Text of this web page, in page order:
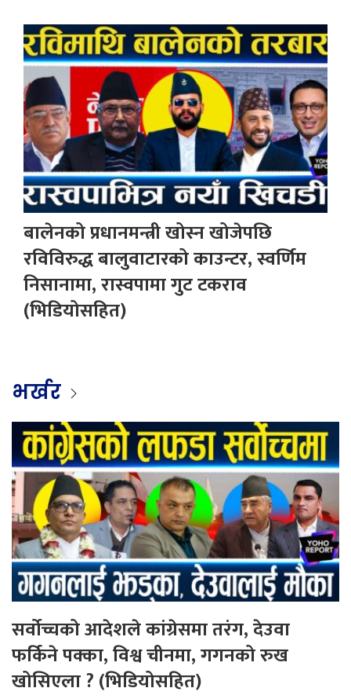
बालेनको प्रधानमन्त्री खोस्न खोजेपछि
रविविरुद्ध बालुवाटारको काउन्टर, स्वर्णिम
निसानामा, रास्वपामा गुट टकराव
(भिडियोसहित)
भर्खर
सर्वोच्चको आदेशले कांग्रेसमा तरंग, देउवा
फर्किने पक्का, विश्व चीनमा, गगनको रुख
खोसिएला ? (भिडियोसहित)